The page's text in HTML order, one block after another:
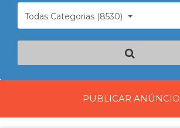
Todas Categorias (8530)
PUBLICAR ANÚNCIO